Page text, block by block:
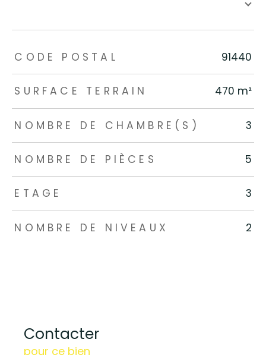
TRAD_ZEPHYR_Caracteristique TRAD_ZEPHYR_Valeurs
CODE POSTAL 91440
SURFACE TERRAIN 470 m²
NOMBRE DE CHAMBRE(S) 3
NOMBRE DE PIÈCES 5
ETAGE 3
NOMBRE DE NIVEAUX 2
Contacter
pour ce bien